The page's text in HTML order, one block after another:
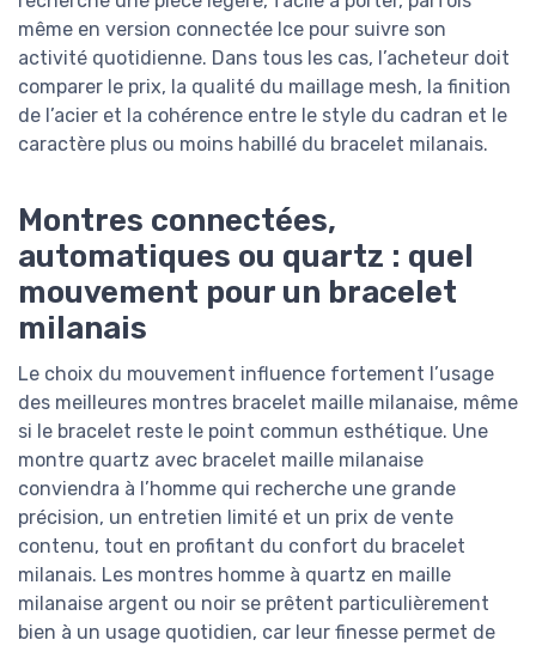
même en version connectée Ice pour suivre son
activité quotidienne. Dans tous les cas, l’acheteur doit
comparer le prix, la qualité du maillage mesh, la finition
de l’acier et la cohérence entre le style du cadran et le
caractère plus ou moins habillé du bracelet milanais.
Montres connectées,
automatiques ou quartz : quel
mouvement pour un bracelet
milanais
Le choix du mouvement influence fortement l’usage
des meilleures montres bracelet maille milanaise, même
si le bracelet reste le point commun esthétique. Une
montre quartz avec bracelet maille milanaise
conviendra à l’homme qui recherche une grande
précision, un entretien limité et un prix de vente
contenu, tout en profitant du confort du bracelet
milanais. Les montres homme à quartz en maille
milanaise argent ou noir se prêtent particulièrement
bien à un usage quotidien, car leur finesse permet de